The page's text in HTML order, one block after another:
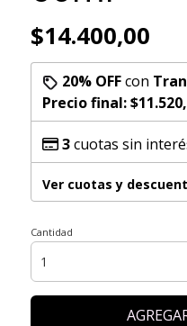
$14.400,00
20% OFFcon
Precio final:
3cuotas sin
Ver cuotas y
Cantidad